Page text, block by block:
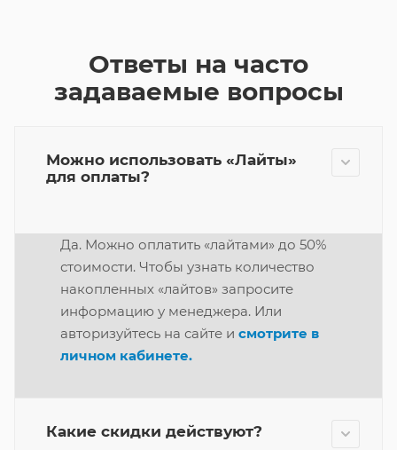
Ответы на часто
задаваемые вопросы
Можно использовать «Лайты»
для оплаты?
Да. Можно оплатить «лайтами» до 50%
стоимости. Чтобы узнать количество
накопленных «лайтов» запросите
информацию у менеджера. Или
авторизуйтесь на сайте и смотрите в
личном кабинете.
Какие скидки действуют?